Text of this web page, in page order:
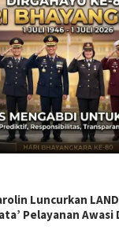
Luncurkan
Pelayanan Awasi